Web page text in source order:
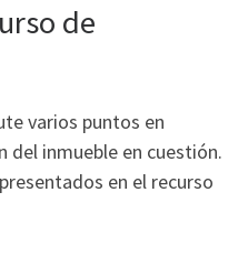
de
varios puntos en
del inmueble en cuestión.
en el recurso